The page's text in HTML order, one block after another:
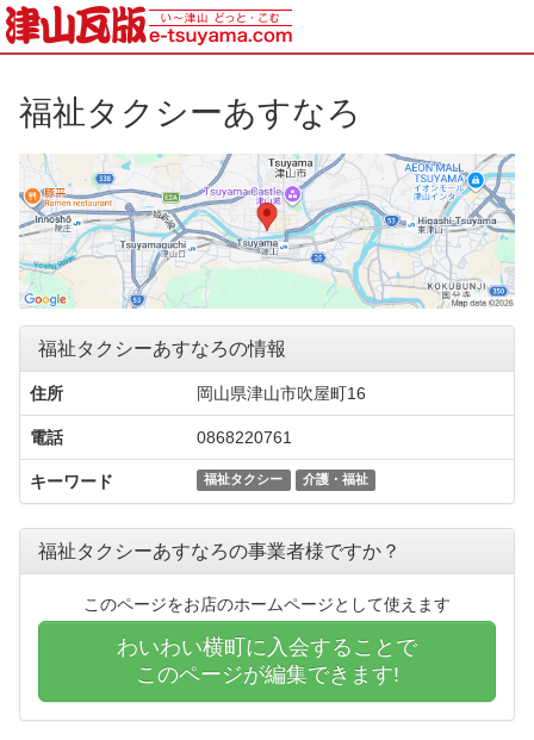
福祉タクシーあすなろ
福祉タクシーあすなろの情報
住所 岡山県津山市吹屋町16
電話 0868220761
キーワード 福祉タクシー 介護・福祉
福祉タクシーあすなろの事業者様ですか？
このページをお店のホームページとして使えます
わいわい横町に入会することで
このページが編集できます!